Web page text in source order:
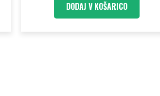
DODAJ V KOŠARICO